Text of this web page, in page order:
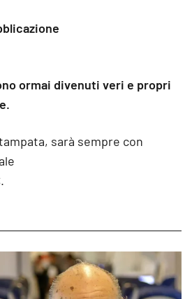
ormai divenuti veri e propri
sarà sempre con